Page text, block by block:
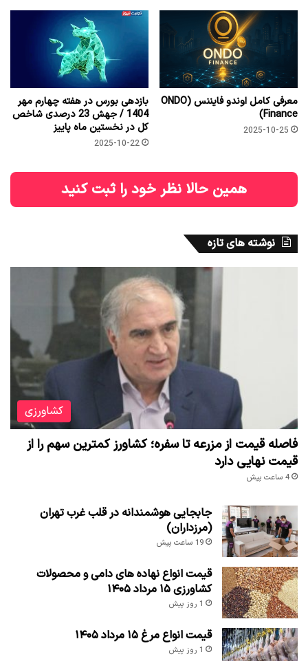
معرفی کامل اوندو فایننس (ONDO
Finance)
2025-10-25
بازدهی بورس در هفته چهارم مهر
1404 / جهش 23 درصدی شاخص
کل در نخستین ماه پاییز
2025-10-22
همین حالا نظر خود را ثبت کنید
نوشته های تازه
کشاورزی
فاصله قیمت از مزرعه تا سفره؛ کشاورز کمترین سهم را از
قیمت نهایی دارد
4 ساعت پیش
جابجایی هوشمندانه در قلب غرب تهران
(مرزداران)
19 ساعت پیش
قیمت انواع نهاده های دامی و محصولات
کشاورزی ۱۵ مرداد ۱۴۰۵
1 روز پیش
قیمت انواع مرغ ۱۵ مرداد ۱۴۰۵
1 روز پیش